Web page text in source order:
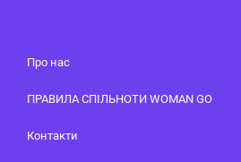
Про нас
ПРАВИЛА СПІЛЬНОТИ WOMAN GO
Контакти